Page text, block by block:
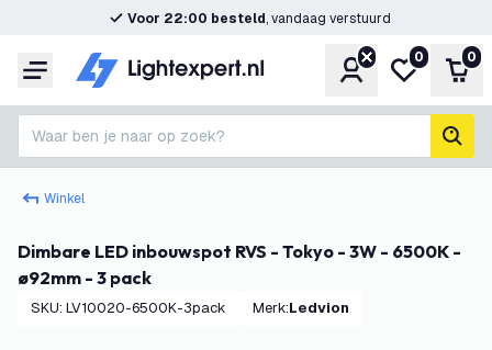
Voor 22:00 besteld, vandaag verstuurd
Menu Account
Mijn
0 0
Waar ben je naar op zoek?
Winkel
Dimbare LED inbouwspot RVS - Tokyo - 3W - 6500K -
ø92mm - 3 pack
SKU: LV10020-6500K-3pack Merk: Ledvion